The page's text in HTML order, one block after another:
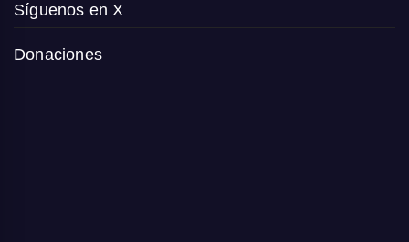
Síguenos en X
Donaciones